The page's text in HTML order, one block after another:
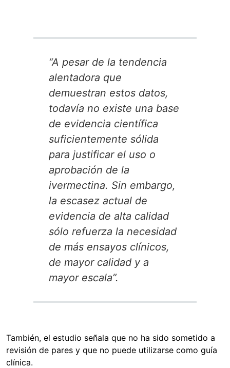
“A pesar de la tendencia
alentadora que
demuestran estos datos,
todavía no existe una base
de evidencia científica
suficientemente sólida
para justificar el uso o
aprobación de la
ivermectina. Sin embargo,
la escasez actual de
evidencia de alta calidad
sólo refuerza la necesidad
de más ensayos clínicos,
de mayor calidad y a
mayor escala”.
También, el estudio señala que no ha sido sometido a
revisión de pares y que no puede utilizarse como guía
clínica.